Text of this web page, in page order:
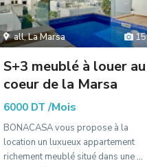
15
all,La Marsa
S+3 meublé à louer au
coeur de la Marsa
6000 DT /Mois
BONACASA vous propose à la
location un luxueux appartement
richement meublé situé dans une...